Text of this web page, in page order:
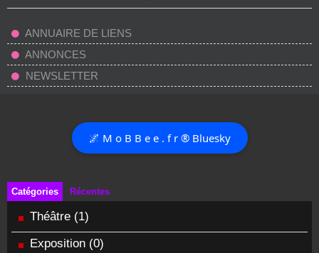
ANNUAIRE DE LIENS
ANNONCES
NEWSLETTER
🌌 M o B B e e . f r ® Bluesky
Catégories Récentes
Théâtre (1)
Exposition (0)